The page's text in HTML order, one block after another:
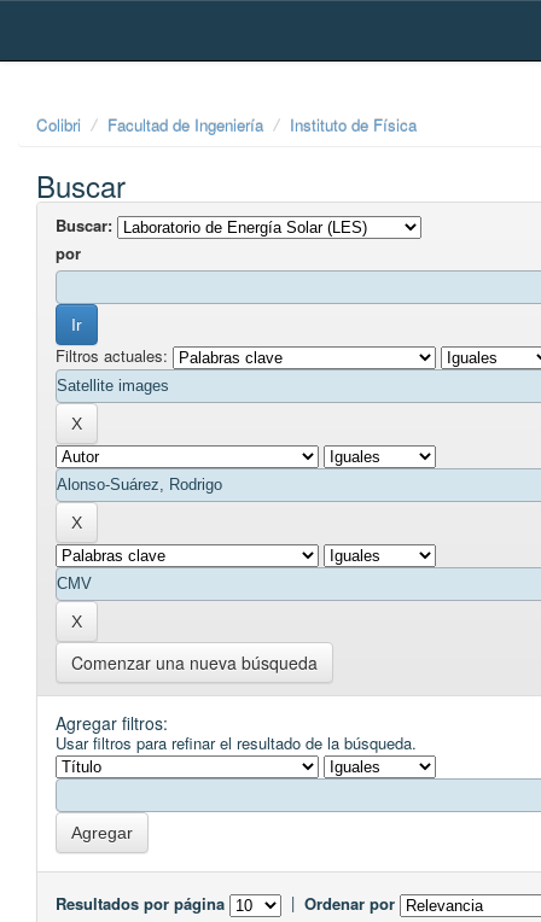
Skip
Colibri Facultad de Ingeniería Instituto de Física
Buscar
Buscar:
por
Filtros actuales:
Comenzar una nueva búsqueda
Agregar filtros:
Usar filtros para refinar el resultado de la búsqueda.
Resultados por página | Ordenar por